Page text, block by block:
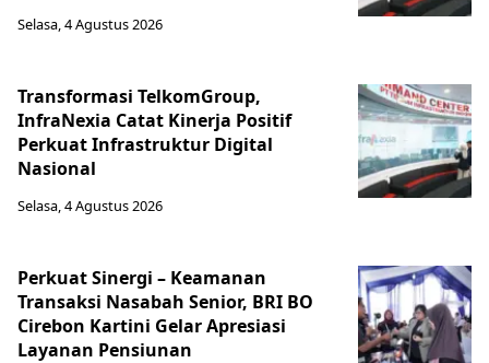
Selasa, 4 Agustus 2026
Transformasi TelkomGroup,
InfraNexia Catat Kinerja Positif
Perkuat Infrastruktur Digital
Nasional
Selasa, 4 Agustus 2026
Perkuat Sinergi – Keamanan
Transaksi Nasabah Senior, BRI BO
Cirebon Kartini Gelar Apresiasi
Layanan Pensiunan